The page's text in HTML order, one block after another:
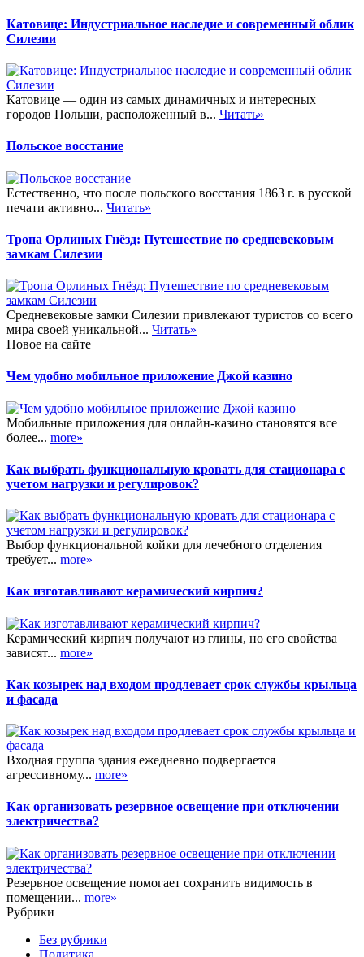
Катовице: Индустриальное наследие и современный облик
Силезии
Катовице — один из самых динамичных и интересных
городов Польши, расположенный в... Читать»
Польское восстание
Естественно, что после польского восстания 1863 г. в русской
печати активно... Читать»
Тропа Орлиных Гнёзд: Путешествие по средневековым
замкам Силезии
Средневековые замки Силезии привлекают туристов со всего
мира своей уникальной... Читать»
Новое на сайте
Чем удобно мобильное приложение Джой казино
Мобильные приложения для онлайн-казино становятся все
более... more»
Как выбрать функциональную кровать для стационара с
учетом нагрузки и регулировок?
Выбор функциональной койки для лечебного отделения
требует... more»
Как изготавливают керамический кирпич?
Керамический кирпич получают из глины, но его свойства
зависят... more»
Как козырек над входом продлевает срок службы крыльца
и фасада
Входная группа здания ежедневно подвергается
агрессивному... more»
Как организовать резервное освещение при отключении
электричества?
Резервное освещение помогает сохранить видимость в
помещении... more»
Рубрики
Без рубрики
Политика